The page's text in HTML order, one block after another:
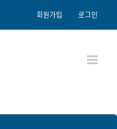
회원가입 로그인